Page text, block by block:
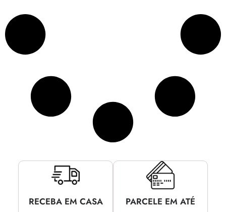
RECEBA EM CASA PARCELE EM ATÉ